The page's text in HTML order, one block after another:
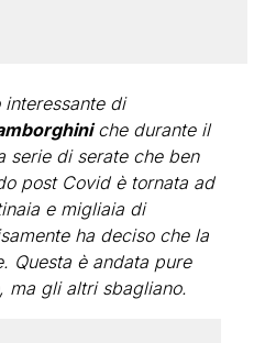
interessante di
che durante il
serie di serate che ben
post Covid è tornata ad
e migliaia di
ha deciso che la
Questa è andata pure
ma gli altri sbagliano.